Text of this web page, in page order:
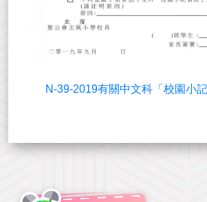
N-39-2019有關中文科「校園小